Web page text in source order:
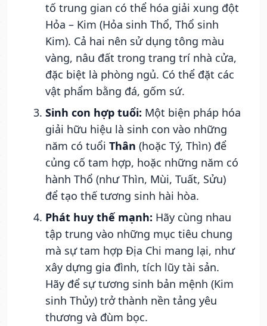
tố trung gian có thể hóa giải xung đột
Hỏa – Kim (Hỏa sinh Thổ, Thổ sinh
Kim). Cả hai nên sử dụng tông màu
vàng, nâu đất trong trang trí nhà cửa,
đặc biệt là phòng ngủ. Có thể đặt các
vật phẩm bằng đá, gốm sứ.
Sinh con hợp tuổi: Một biện pháp hóa
giải hữu hiệu là sinh con vào những
năm có tuổi Thân (hoặc Tý, Thìn) để
củng cố tam hợp, hoặc những năm có
hành Thổ (như Thìn, Mùi, Tuất, Sửu)
để tạo thế tương sinh hài hòa.
Phát huy thế mạnh: Hãy cùng nhau
tập trung vào những mục tiêu chung
mà sự tam hợp Địa Chi mang lại, như
xây dựng gia đình, tích lũy tài sản.
Hãy để sự tương sinh bản mệnh (Kim
sinh Thủy) trở thành nền tảng yêu
thương và đùm bọc.